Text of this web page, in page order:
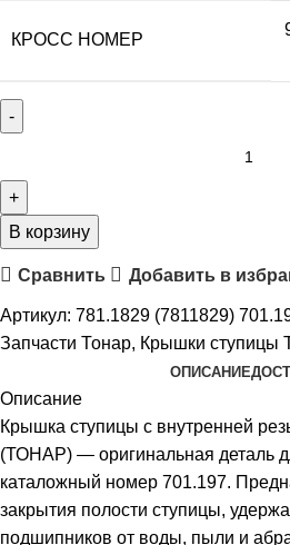
КРОСС НОМЕР
В корзину
Сравнить Добавить в
Артикул: 781.1829 (7811829)
Запчасти Тонар, Крышки ступицы
ОПИСАНИЕ
Описание
Крышка ступицы с внутренней
(ТОНАР) — оригинальная деталь
каталожный номер 701.197.
закрытия полости ступицы,
подшипников от воды, пыли и